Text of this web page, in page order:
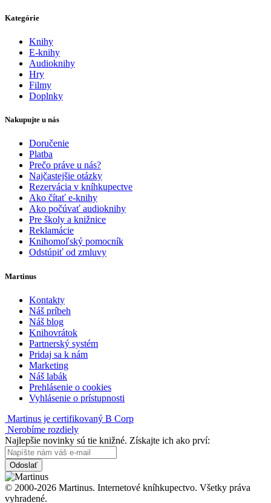
Kategórie
Knihy
E-knihy
Audioknihy
Hry
Filmy
Doplnky
Nakupujte u nás
Doručenie
Platba
Prečo práve u nás?
Najčastejšie otázky
Rezervácia v kníhkupectve
Ako čítať e-knihy
Ako počúvať audioknihy
Pre školy a knižnice
Reklamácie
Knihomoľský pomocník
Odstúpiť od zmluvy
Martinus
Kontakty
Náš príbeh
Náš blog
Knihovrátok
Partnerský systém
Pridaj sa k nám
Marketing
Náš labák
Prehlásenie o cookies
Vyhlásenie o prístupnosti
Martinus je certifikovaný B Corp
Nerobíme rozdiely
Najlepšie novinky sú tie knižné. Získajte ich ako prví:
Odoslať
© 2000-2026 Martinus. Internetové kníhkupectvo. Všetky práva
vyhradené.